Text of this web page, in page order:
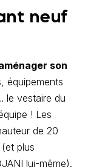
neuf
son
équipements
le vestaire du
! Les
de 20
plus
lui-même).